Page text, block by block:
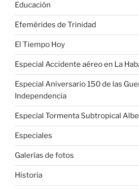
Educación
Efemérides de Trinidad
El Tiempo Hoy
Especial Accidente aéreo en La
Especial Aniversario 150 de las
Independencia
Especial Tormenta Subtropical
Especiales
Galerías de fotos
Historia